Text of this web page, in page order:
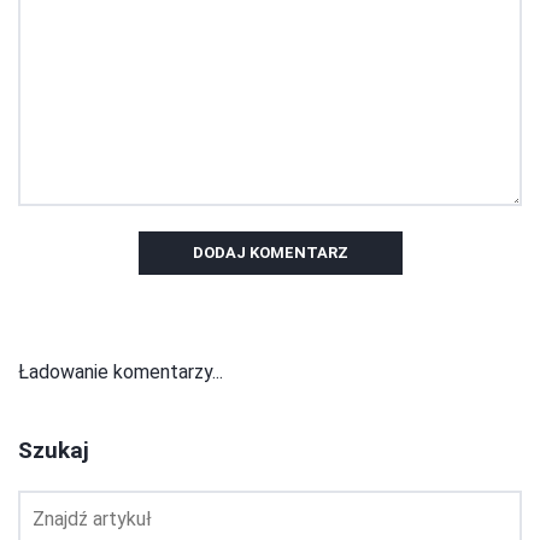
DODAJ KOMENTARZ
Ładowanie komentarzy...
Szukaj